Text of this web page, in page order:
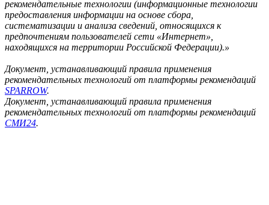
рекомендательные технологии (информационные технологии
предоставления информации на основе сбора,
систематизации и анализа сведений, относящихся к
предпочтениям пользователей сети «Интернет»,
находящихся на территории Российской Федерации).»
Документ, устанавливающий правила применения
рекомендательных технологий от платформы рекомендаций
SPARROW.
Документ, устанавливающий правила применения
рекомендательных технологий от платформы рекомендаций
СМИ24.